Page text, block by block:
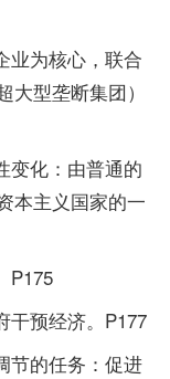
为核心，联合
型垄断集团）
化：由普通的
本主义国家的一
P175
预经济。P177
的任务：促进